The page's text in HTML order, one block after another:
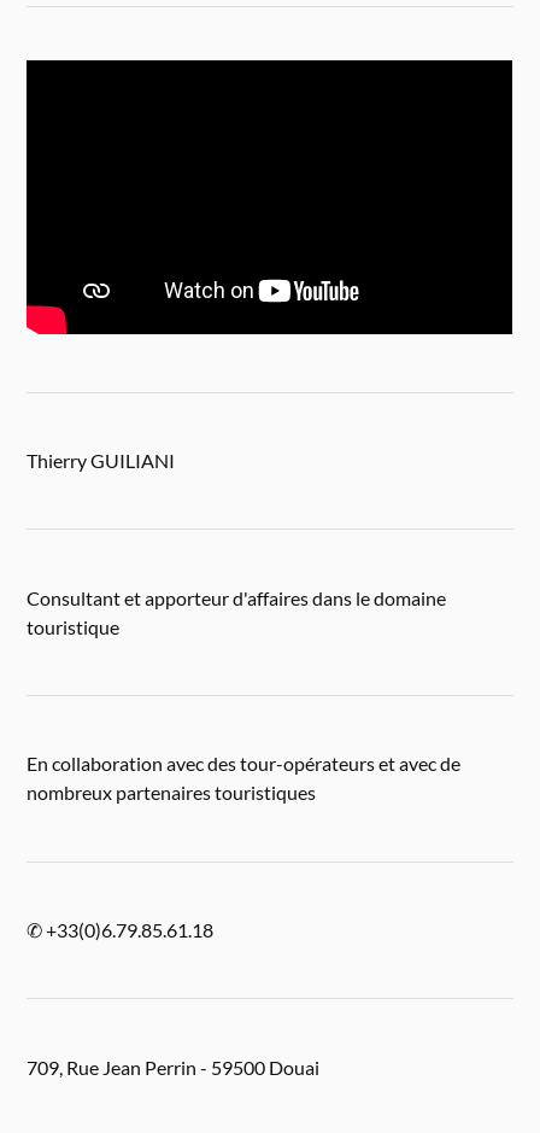
Thierry GUILIANI
Consultant et apporteur d'affaires dans le domaine
touristique
En collaboration avec des tour-opérateurs et avec de
nombreux partenaires touristiques
✆ +33(0)6.79.85.61.18
709, Rue Jean Perrin - 59500 Douai